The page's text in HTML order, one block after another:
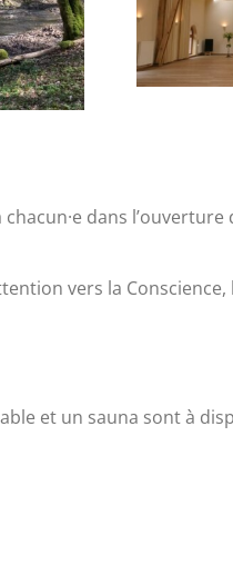
dans
vers la Conscience,
et un sauna sont à